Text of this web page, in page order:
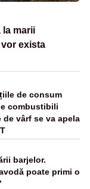
la marii
exista
de consum
combustibili
vârf se va apela
barjelor.
poate primi o